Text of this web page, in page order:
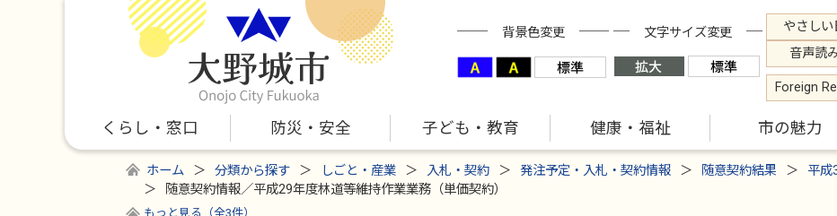
背景色変更 文字サイズ変更
やさしい
音声読
Foreign
くらし・窓口 防災・安全 子ども・教育 健康・福祉 市の魅力
ホーム 分類から探す しごと・産業 入札・契約 発注予定・入札・契約情報 随意契約結果
平成
随意契約情報／平成29年度林道等維持作業業務（単価契約）
もっと見る（全3件）